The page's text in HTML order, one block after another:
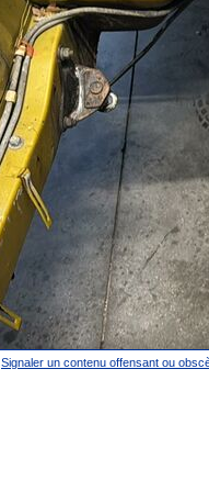
Signaler un contenu offensant ou